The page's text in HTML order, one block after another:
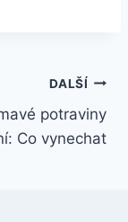
DALŠÍ
potraviny
Co vynechat